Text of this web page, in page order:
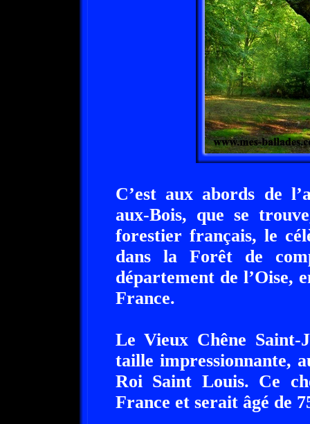
C’est aux abords de
aux-Bois, que se
forestier français, le
dans la Forêt de
département de l’Oise,
France.
Le Vieux Chêne
taille impressionnante,
Roi Saint Louis. Ce
France et serait âgé de